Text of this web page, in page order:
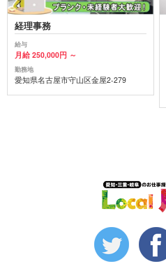
経理事務
給与
月給 250,000円 ～
勤務地
愛知県名古屋市守山区金屋2-279